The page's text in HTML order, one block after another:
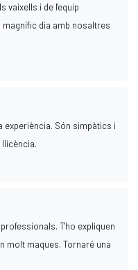
vaixells i de l'equip
dia amb nosaltres
experiència. Són simpàtics i
llicència.
T'ho expliquen
molt maques. Tornaré una